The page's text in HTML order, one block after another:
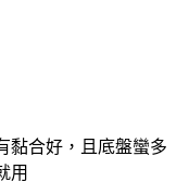
黏合好，且底盤蠻多
用